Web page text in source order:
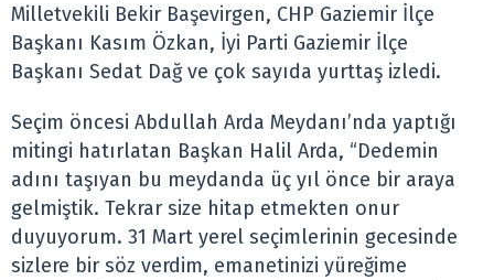
Milletvekili Bekir Başevirgen, CHP Gaziemir İlçe
Başkanı Kasım Özkan, İyi Parti Gaziemir İlçe
Başkanı Sedat Dağ ve çok sayıda yurttaş izledi.
Seçim öncesi Abdullah Arda Meydanı’nda yaptığı
mitingi hatırlatan Başkan Halil Arda, “Dedemin
adını taşıyan bu meydanda üç yıl önce bir araya
gelmiştik. Tekrar size hitap etmekten onur
duyuyorum. 31 Mart yerel seçimlerinin gecesinde
sizlere bir söz verdim, emanetinizi yüreğime